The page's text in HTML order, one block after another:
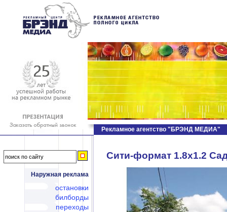
Наружная реклама
остановки
билборды
переходы
Рекламное агентство "БРЭНД МЕДИА"
Сити-формат 1.8х1.2